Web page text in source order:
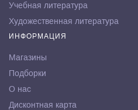
Учебная литература
Художественная литература
ИНФОРМАЦИЯ
Магазины
Подборки
О нас
Дисконтная карта